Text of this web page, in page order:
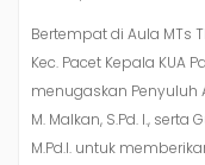
Bertempat di Aula MTs
Kec. Pacet Kepala KUA
menugaskan Penyuluh
M. Malkan, S.Pd. I.,
M.Pd.I. untuk